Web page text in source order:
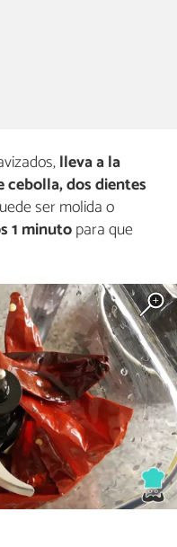
lleva a la
dos dientes
ser molida o
1 minutopara que